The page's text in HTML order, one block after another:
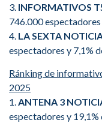
3. INFORMATIVOS
746.000
4. LA SEXTA
espectadores y 7,1%
Ránking de
2025
1.ANTENA 3
espectadores y 19,1%